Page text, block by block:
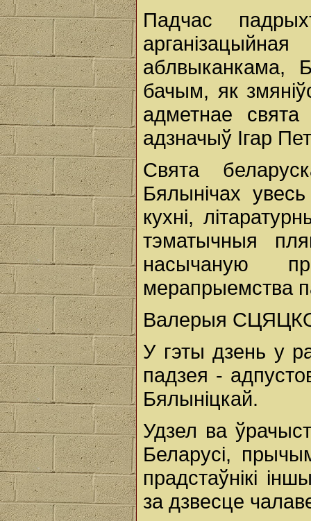
Падчас
аблвыканкама,
бачым, як
адметнае
адзначыў Ігар
Свята
Бялынічах
кухні,
тэматычныя
насычаную
мерапрыемства
Валерыя
У гэты дзень у
падзея -
Бялыніцкай.
Удзел ва
Беларусі,
прадстаўнікі
за дзвесце